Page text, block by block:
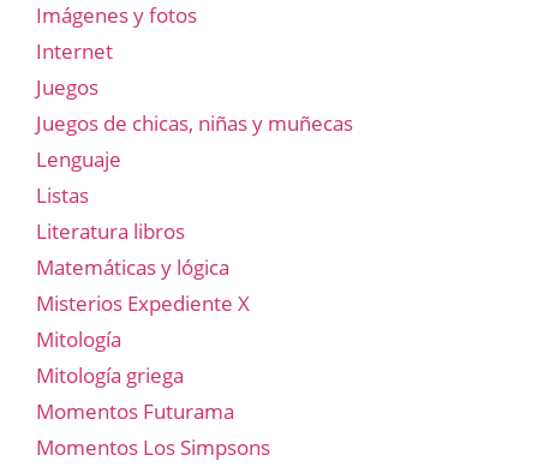
Imágenes y fotos
Internet
Juegos
Juegos de chicas, niñas y muñecas
Lenguaje
Listas
Literatura libros
Matemáticas y lógica
Misterios Expediente X
Mitología
Mitología griega
Momentos Futurama
Momentos Los Simpsons